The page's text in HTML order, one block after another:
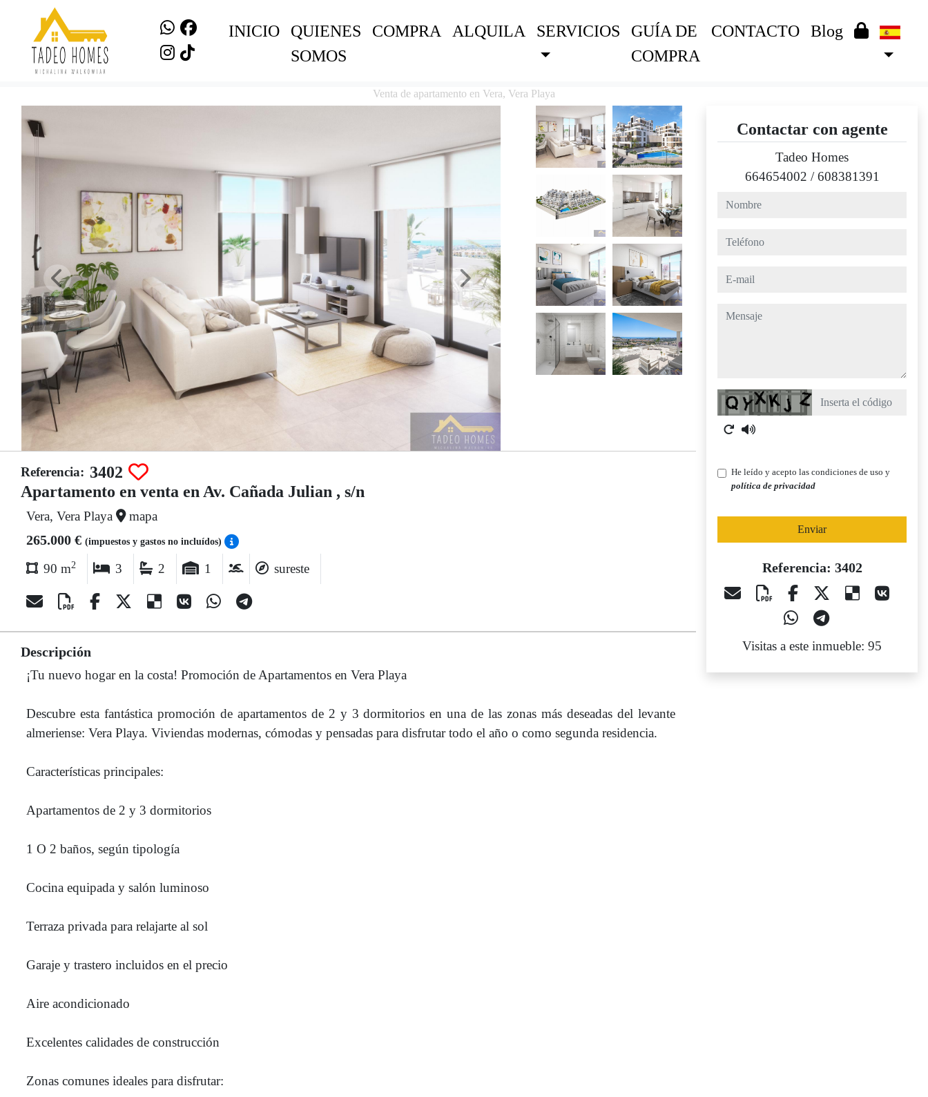
INICIO
QUIENES
SOMOS
COMPRA ALQUILA SERVICIOS
GUÍA DE
COMPRA
CONTACTO Blog
Venta de apartamento en Vera, Vera Playa
Referencia: 3402
Apartamento en venta en Av. Cañada Julian , s/n
Vera, Vera Playa mapa
265.000 € (impuestos y gastos no incluídos)
90 m2 3 2 1 sureste
Descripción
¡Tu nuevo hogar en la costa! Promoción de Apartamentos en Vera Playa
Descubre esta fantástica promoción de apartamentos de 2 y 3 dormitorios en una de las zonas más deseadas del levante
almeriense: Vera Playa. Viviendas modernas, cómodas y pensadas para disfrutar todo el año o como segunda residencia.
Características principales:
Apartamentos de 2 y 3 dormitorios
1 O 2 baños, según tipología
Cocina equipada y salón luminoso
Terraza privada para relajarte al sol
Garaje y trastero incluidos en el precio
Aire acondicionado
Excelentes calidades de construcción
Zonas comunes ideales para disfrutar:
Contactar con agente
Tadeo Homes
664654002 /608381391
nombre
teléfono
e-mail
mensaje
Captcha
He leído y acepto las condiciones de uso y
política de privacidad
Enviar
Referencia: 3402
Visitas a este inmueble: 95